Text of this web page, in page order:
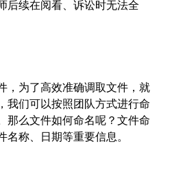
后续在阅看、诉讼时无法全
，为了高效准确调取文件，就
我们可以按照团队方式进行命
那么文件如何命名呢？文件命
称、日期等重要信息。